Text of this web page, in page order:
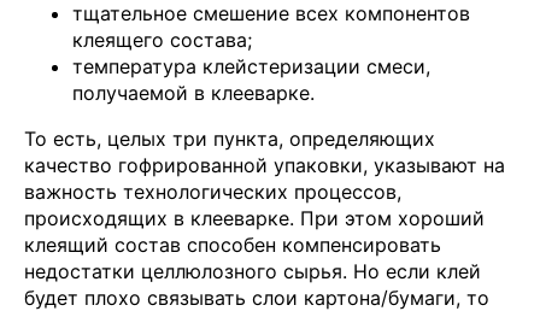
тщательное смешение всех компонентов
клеящего состава;
температура клейстеризации смеси,
получаемой в клееварке.
То есть, целых три пункта, определяющих
качество гофрированной упаковки, указывают на
важность технологических процессов,
происходящих в клееварке. При этом хороший
клеящий состав способен компенсировать
недостатки целлюлозного сырья. Но если клей
будет плохо связывать слои картона/бумаги, то